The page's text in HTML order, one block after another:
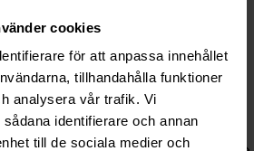
cookies
för att anpassa innehållet
tillhandahålla funktioner
analysera vår trafik. Vi
identifierare och annan
till de sociala medier och